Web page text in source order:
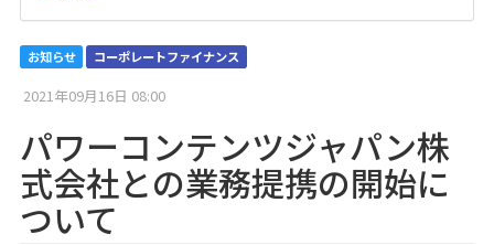
お知らせ コーポレートファイナンス
2021年09月16日 08:00
パワーコンテンツジャパン株
式会社との業務提携の開始に
ついて